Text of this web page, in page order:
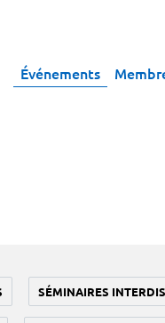
Événements
SÉMINAIRES